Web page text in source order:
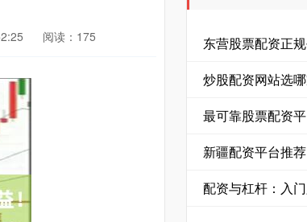
阅读：175
东营股票配资正
炒股配资网站选
最可靠股票配资
新疆配资平台推
配资与杠杆：入